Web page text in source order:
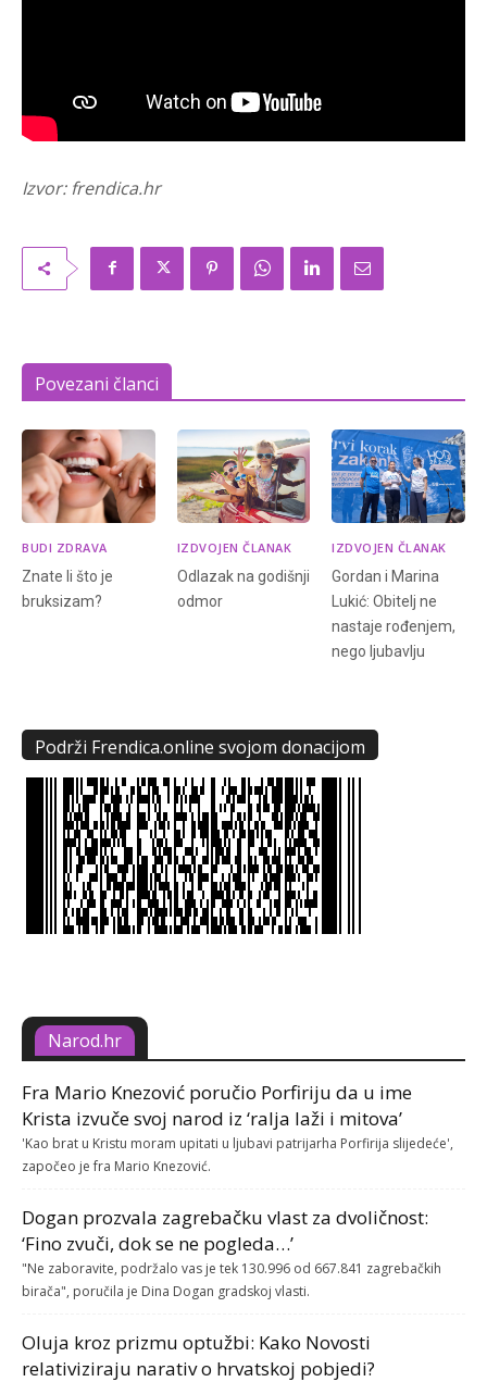
Izvor: frendica.hr
Povezani članci
BUDI ZDRAVA
Znate li što je
bruksizam?
IZDVOJEN ČLANAK
Odlazak na godišnji
odmor
IZDVOJEN ČLANAK
Gordan i Marina
Lukić: Obitelj ne
nastaje rođenjem,
nego ljubavlju
Podrži Frendica.online svojom donacijom
Narod.hr
Fra Mario Knezović poručio Porfiriju da u ime
Krista izvuče svoj narod iz ‘ralja laži i mitova’
'Kao brat u Kristu moram upitati u ljubavi patrijarha Porfirija slijedeće',
započeo je fra Mario Knezović.
Dogan prozvala zagrebačku vlast za dvoličnost:
‘Fino zvuči, dok se ne pogleda…’
"Ne zaboravite, podržalo vas je tek 130.996 od 667.841 zagrebačkih
birača", poručila je Dina Dogan gradskoj vlasti.
Oluja kroz prizmu optužbi: Kako Novosti
relativiziraju narativ o hrvatskoj pobjedi?